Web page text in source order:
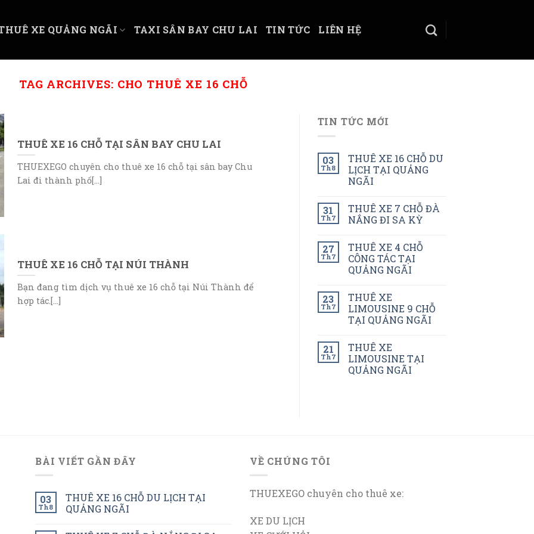
XE QUẢNG NGÃI TAXI SÂN BAY CHU LAI TIN TỨC LIÊN HỆ
TAG ARCHIVES: CHO THUÊ XE 16 CHỖ
THUÊ XE 16 CHỖ TẠI SÂN BAY CHU LAI
THUEXEGO chuyên cho thuê xe 16 chỗ tại sân bay Chu
Lai đi thành phố[...]
THUÊ XE 16 CHỖ TẠI NÚI THÀNH
Bạn đang tìm dịch vụ thuê xe 16 chỗ tại Núi Thành để
hợp tác.[...]
TIN TỨC MỚI
03
Th8
THUÊ XE 16 CHỖ DU
LỊCH TẠI QUẢNG
NGÃI
31
Th7
THUÊ XE 7 CHỖ ĐÀ
NẮNG ĐI SA KỲ
27
Th7
THUÊ XE 4 CHỖ
CÔNG TÁC TẠI
QUẢNG NGÃI
23
Th7
THUÊ XE
LIMOUSINE 9 CHỖ
TẠI QUẢNG NGÃI
21
Th7
THUÊ XE
LIMOUSINE TẠI
QUẢNG NGÃI
BÀI VIẾT GẦN ĐÂY
03
Th8
THUÊ XE 16 CHỖ DU LỊCH TẠI
QUẢNG NGÃI
VỀ CHÚNG TÔI
THUEXEGO chuyên cho thuê xe:
XE DU LỊCH